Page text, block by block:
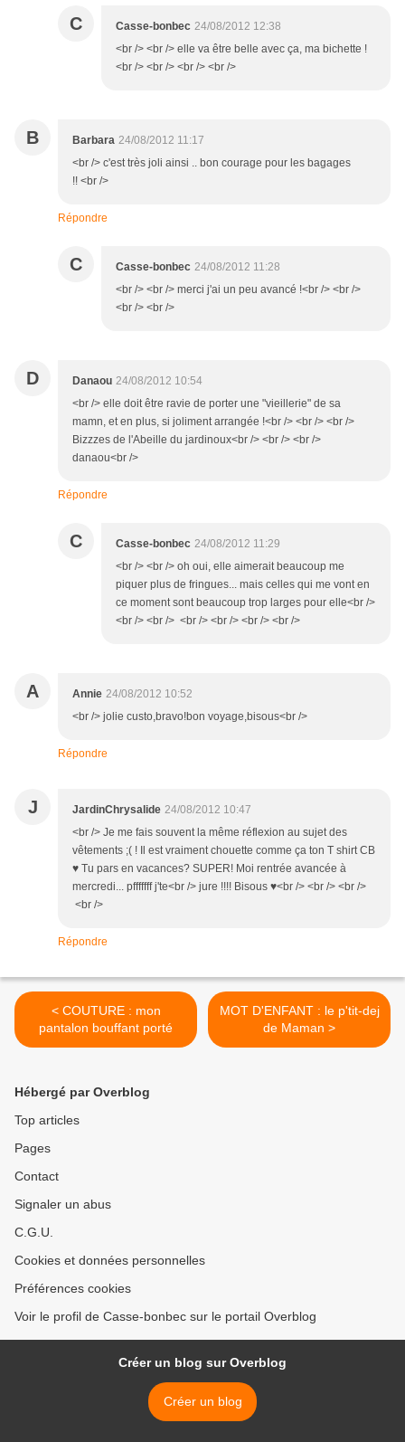
C Casse-bonbec 24/08/2012 12:38
<br /> <br /> elle va être belle avec ça, ma bichette !
<br /> <br /> <br /> <br />
B Barbara 24/08/2012 11:17
<br /> c'est très joli ainsi .. bon courage pour les bagages
!! <br />
Répondre
C Casse-bonbec 24/08/2012 11:28
<br /> <br /> merci j'ai un peu avancé !<br /> <br />
<br /> <br />
D Danaou 24/08/2012 10:54
<br /> elle doit être ravie de porter une "vieillerie" de sa
mamn, et en plus, si joliment arrangée !<br /> <br /> <br />
Bizzzes de l'Abeille du jardinoux<br /> <br /> <br />
danaou<br />
Répondre
C Casse-bonbec 24/08/2012 11:29
<br /> <br /> oh oui, elle aimerait beaucoup me
piquer plus de fringues... mais celles qui me vont en
ce moment sont beaucoup trop larges pour elle<br />
<br /> <br /> <br /> <br /> <br /> <br />
A Annie 24/08/2012 10:52
<br /> jolie custo,bravo!bon voyage,bisous<br />
Répondre
J JardinChrysalide 24/08/2012 10:47
<br /> Je me fais souvent la même réflexion au sujet des
vêtements ;( ! Il est vraiment chouette comme ça ton T shirt CB
♥ Tu pars en vacances? SUPER! Moi rentrée avancée à
mercredi... pfffffff j'te<br /> jure !!!! Bisous ♥<br /> <br /> <br />
<br />
Répondre
< COUTURE : mon
pantalon bouffant porté
MOT D'ENFANT : le p'tit-dej
de Maman >
Hébergé par Overblog
Top articles
Pages
Contact
Signaler un abus
C.G.U.
Cookies et données personnelles
Préférences cookies
Voir le profil de Casse-bonbec sur le portail Overblog
Créer un blog sur Overblog
Créer un blog